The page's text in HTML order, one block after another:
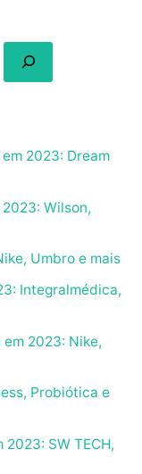
2023: Dream
Wilson,
Umbro e mais
Integralmédica,
2023: Nike,
Probiótica e
SW TECH,